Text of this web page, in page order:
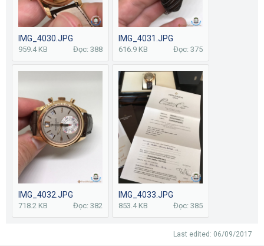
IMG_4030.JPG
959.4 KB Đọc: 388
IMG_4031.JPG
616.9 KB Đọc: 375
IMG_4032.JPG
718.2 KB Đọc: 382
IMG_4033.JPG
853.4 KB Đọc: 385
Last edited: 06/09/2017